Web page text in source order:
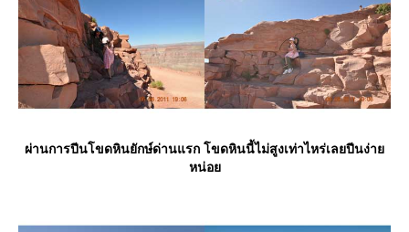
ผ่านการปีนโขดหินยักษ์ด่านแรก โขดหินนี้ไม่สูงเท่าไหร่เลยปีนง่า
หน่อ